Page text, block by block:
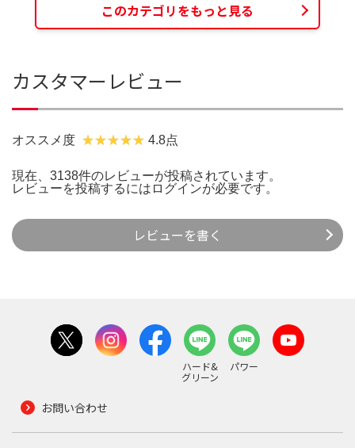
このカテゴリをもっと見る
カスタマーレビュー
オススメ度 4.8点
現在、3138件のレビューが投稿されています。
レビューを投稿するには ログインが必要です。
レビューを書く
ハード&
グリーン
パワー
お問い合わせ